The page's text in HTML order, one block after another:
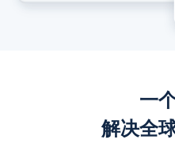
一
解决全